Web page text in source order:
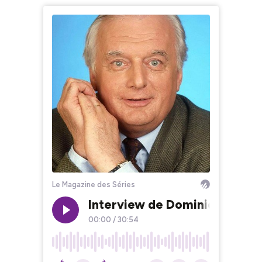
Le Magazine des Séries
Interview de Dominique
00:00 / 30:54